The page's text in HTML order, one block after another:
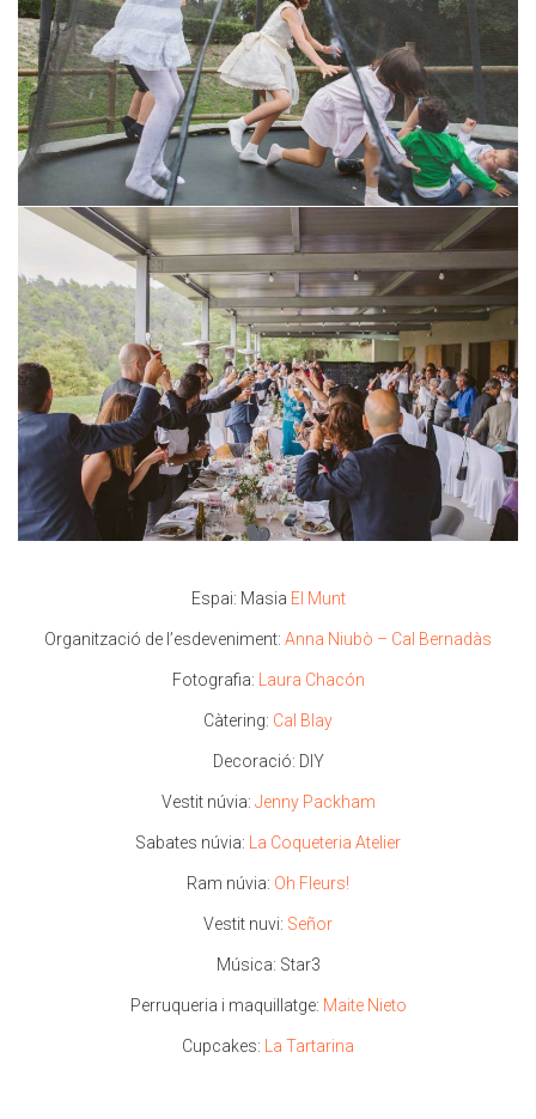
Espai: Masia El Munt
Organització de l’esdeveniment: Anna Niubò – Cal Bernadàs
Fotografia: Laura Chacón
Càtering: Cal Blay
Decoració: DIY
Vestit núvia: Jenny Packham
Sabates núvia: La Coqueteria Atelier
Ram núvia: Oh Fleurs!
Vestit nuvi: Señor
Música: Star3
Perruqueria i maquillatge: Maite Nieto
Cupcakes: La Tartarina